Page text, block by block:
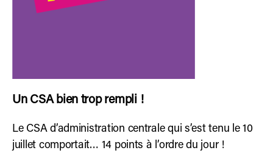
Un CSA bien trop rempli !
Le CSA d’administration centrale qui s’est tenu le 10
juillet comportait… 14 points à l’ordre du jour !